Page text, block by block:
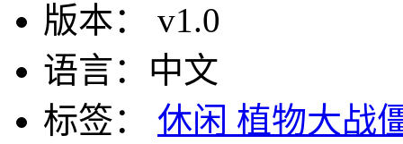
版本：
v1.0
语言： 中文
标签：
休闲 植物大战